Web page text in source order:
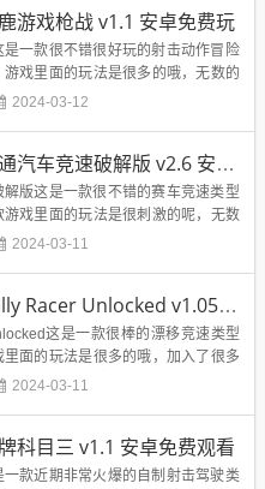
等你去尝试看看，超多的游戏冒险体
受其中，...
游戏枪战 v1.1 安卓免费玩
一款很不错很好玩的射击动作冒险
戏里面的玩法是很多的哦，无数的
戏带给我们的魅力无限！我们进入
真实的玩法等你来尝试看看呢，尽情
无限，最...
2024-03-12
【安卓】交通汽车竞速破解版 v2.6 安卓免费版
版这是一款很不错的赛车竞速类型
游戏里面的玩法是很刺激的呢，无数
戏带给我们的魅力无限，我们还能
费领取，海量的玩法等你去尝试看
验游戏的激...
2024-03-11
【安卓】Rally Racer Unlocked v1.05 免费版免费玩
这是一款很棒的漂移竞速类型
里面的玩法是很多的哦，加入了很多
你去展开冒险体验哦，并且这里面
尝试看看，无限的福利让你享受游戏
2024-03-11
科目三 v1.1 安卓免费观看
款近期非常火爆的自制射击驾驶类